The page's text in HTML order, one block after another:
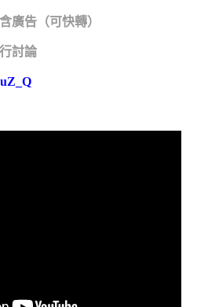
廣告（可快轉）
討論